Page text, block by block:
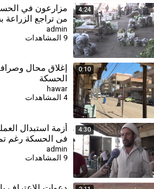
4:24
⁣مزارعون في
من تراجع
ارتفاع التكاليف
admin
9 المشاهدات
0:10
إغلاق محال
الحسكة
hawar
4 المشاهدات
4:30
⁣أزمة استبدال
في الحسكة رغم
admin
9 المشاهدات